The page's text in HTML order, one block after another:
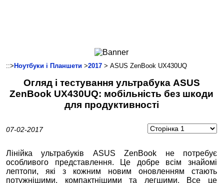
Смартфони
Комунікації
Автоелектроніка
Програмне забезпечення
::> Ноутбуки і Планшети >2017 > ASUS ZenBook UX430UQ
Огляд і тестування ультрабука ASUS
ZenBook UX430UQ: мобільність без шкоди
для продуктивності
07-02-2017
Лінійка ультрабуків ASUS ZenBook не потребує
особливого представлення. Це добре всім знайомі
лептопи, які з кожним новим оновленням стають
потужнішими, компактнішими та легшими. Все це